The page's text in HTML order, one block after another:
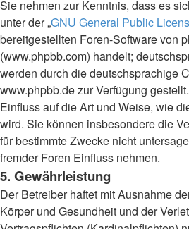
Sie nehmen zur Kenntnis, dass es
unter der „GNU General Public
bereitgestellten Foren-Software von
(www.phpbb.com) handelt;
werden durch die deutschsprachige
www.phpbb.de zur Verfügung
Einfluss auf die Art und Weise, wie
wird. Sie können insbesondere die
für bestimmte Zwecke nicht
fremder Foren Einfluss nehmen.
5. Gewährleistung
Der Betreiber haftet mit Ausnahme
Körper und Gesundheit und der